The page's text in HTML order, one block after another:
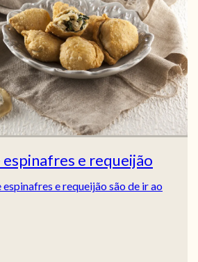
espinafres e requeijão
espinafres e requeijão são de ir ao